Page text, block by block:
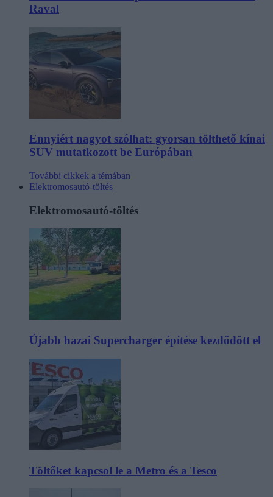
Raval
Ennyiért nagyot szólhat: gyorsan tölthető kínai
SUV mutatkozott be Európában
További cikkek a témában
Elektromosautó-töltés
Elektromosautó-töltés
Újabb hazai Supercharger építése kezdődött el
Töltőket kapcsol le a Metro és a Tesco